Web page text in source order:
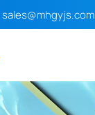
sales@mhgyjs.com